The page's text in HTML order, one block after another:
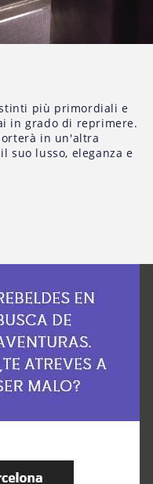
più primordiali e
in grado di reprimere.
in un'altra
suo lusso, eleganza e